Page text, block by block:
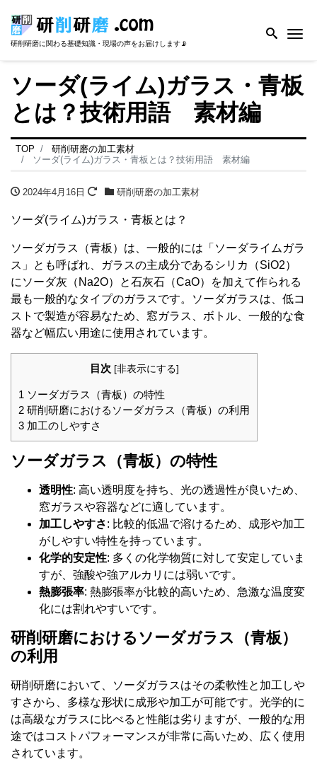
研削研磨に関わる基礎知識・現場の声をお届けします📡
ソーダ(ライム)ガラス・青板
とは？技術用語 素材編
TOP
研削研磨の加工素材
ソーダ(ライム)ガラス・青板とは？技術用語 素材編
2024年4月16日 研削研磨の加工素材
ソーダ(ライム)ガラス・青板とは？
ソーダガラス（青板）は、一般的には「ソーダライムガラ
ス」とも呼ばれ、ガラスの主成分であるシリカ（SiO2）
にソーダ灰（Na2O）と石灰石（CaO）を加えて作られる
最も一般的なタイプのガラスです。ソーダガラスは、低コ
ストで製造が容易なため、窓ガラス、ボトル、一般的な食
器など幅広い用途に使用されています。
目次 [非表示にする]
1 ソーダガラス（青板）の特性
2 研削研磨におけるソーダガラス（青板）の利用
3 加工のしやすさ
ソーダガラス（青板）の特性
透明性: 高い透明度を持ち、光の透過性が良いため、
窓ガラスや容器などに適しています。
加工しやすさ: 比較的低温で溶けるため、成形や加工
がしやすい特性を持っています。
化学的安定性: 多くの化学物質に対して安定していま
すが、強酸や強アルカリには弱いです。
熱膨張率: 熱膨張率が比較的高いため、急激な温度変
化には割れやすいです。
研削研磨におけるソーダガラス（青板）
の利用
研削研磨において、ソーダガラスはその柔軟性と加工しや
すさから、多様な形状に成形や加工が可能です。光学的に
は高級なガラスに比べると性能は劣りますが、一般的な用
途ではコストパフォーマンスが非常に高いため、広く使用
されています。